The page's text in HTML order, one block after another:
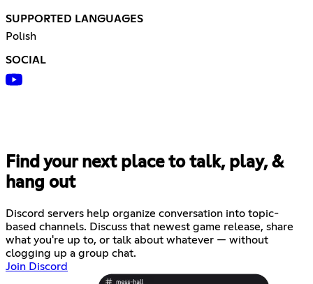
SUPPORTED LANGUAGES
Polish
SOCIAL
Find your next place to talk, play, &
hang out
Discord servers help organize conversation into topic-
based channels. Discuss that newest game release, share
what you're up to, or talk about whatever — without
clogging up a group chat.
Join Discord